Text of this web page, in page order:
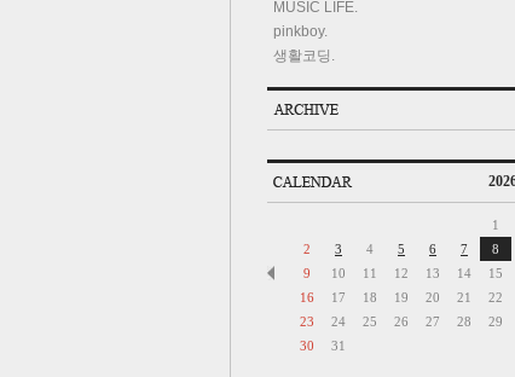
MUSIC LIFE.
pinkboy.
생활코딩.
1
2
3 4 5 6 7
8
9
10 11 12 13 14
15
16
17 18 19 20 21
22
23
24 25 26 27 28
29
30
31